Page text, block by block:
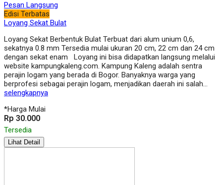
Pesan Langsung
Edisi Terbatas
Loyang Sekat Bulat
Loyang Sekat Berbentuk Bulat Terbuat dari alum unium 0,6,
sekatnya 0.8 mm Tersedia mulai ukuran 20 cm, 22 cm dan 24 cm
dengan sekat enam Loyang ini bisa didapatkan langsung melalui
website kampungkaleng.com. Kampung Kaleng adalah sentra
perajin logam yang berada di Bogor. Banyaknya warga yang
berprofesi sebagai perajin logam, menjadikan daerah ini salah…
selengkapnya
*Harga Mulai
Rp 30.000
Tersedia
Lihat Detail